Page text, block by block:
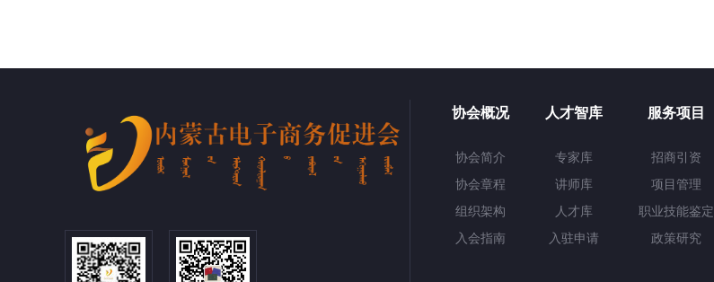
协会概况
协会简介
协会章程
组织架构
入会指南
人才智库
专家库
讲师库
人才库
入驻申请
服务项目
招商引资
项目管理
职业技能鉴定
政策研究